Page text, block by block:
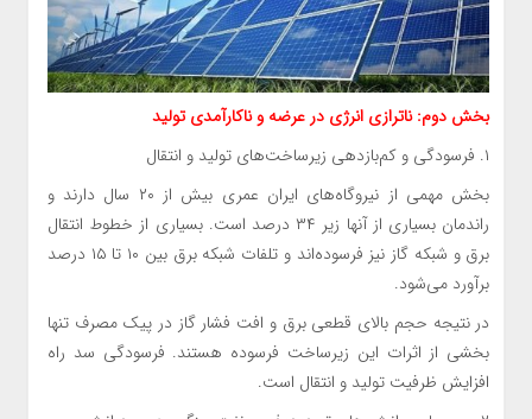
بخش دوم: ناترازی انرژی در عرضه و ناکارآمدی تولید
۱. فرسودگی و کم‌بازدهی زیرساخت‌های تولید و انتقال
بخش مهمی از نیروگاه‌های ایران عمری بیش از ۲۰ سال دارند و
راندمان بسیاری از آنها زیر ۳۴ درصد است. بسیاری از خطوط انتقال
برق و شبکه گاز نیز فرسوده‌اند و تلفات شبکه برق بین ۱۰ تا ۱۵ درصد
برآورد می‌شود.
در نتیجه حجم بالای قطعی برق و افت فشار گاز در پیک مصرف تنها
بخشی از اثرات این زیرساخت فرسوده هستند. فرسودگی سد راه
افزایش ظرفیت تولید و انتقال است.